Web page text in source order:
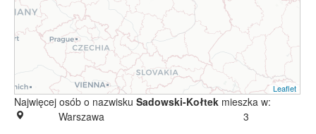
Leaflet
Najwięcej osób o nazwisku Sadowski-Kołtek mieszka w:
Warszawa
3